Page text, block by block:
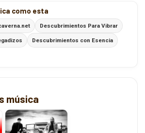
como esta
Descubrimientos Para Vibrar
Descubrimientos con Esencia
música